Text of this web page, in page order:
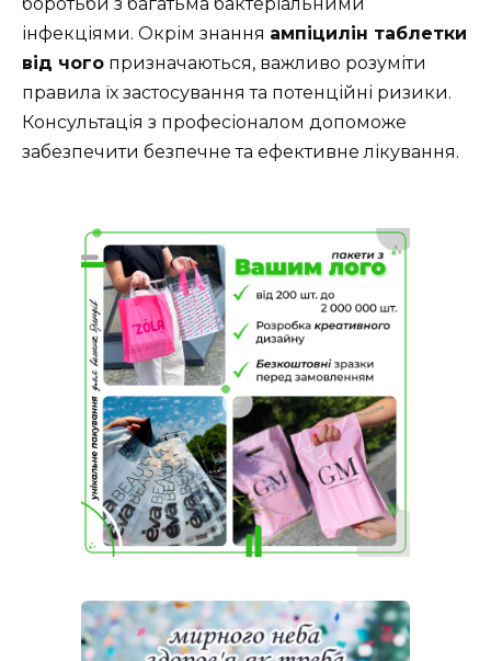
інфекціями. Окрім знання ампіцилін таблетки
від чого призначаються, важливо розуміти
правила їх застосування та потенційні ризики.
Консультація з професіоналом допоможе
забезпечити безпечне та ефективне лікування.